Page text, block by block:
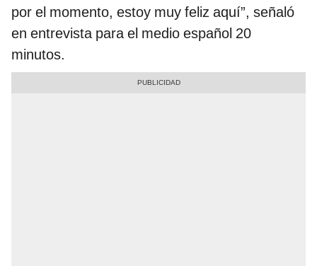
por el momento, estoy muy feliz aquí”, señaló
en entrevista para el medio español 20
minutos.